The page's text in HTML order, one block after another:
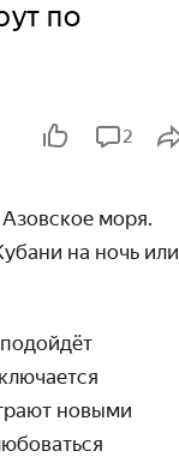
по
2
моря.
на ночь или
новыми